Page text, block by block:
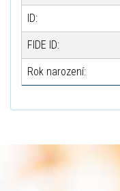
ID:
FIDE ID:
Rok narození: